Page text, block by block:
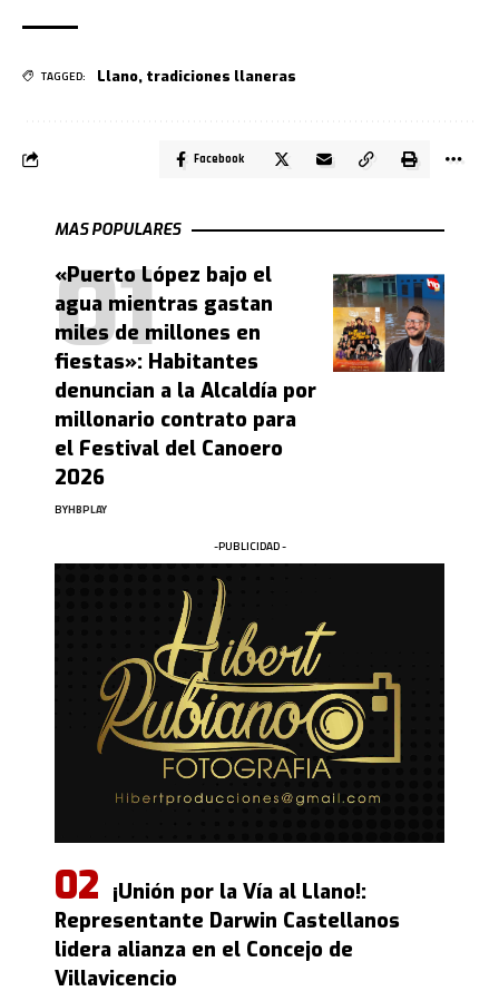
TAGGED: Llano, tradiciones llaneras
Facebook
MAS POPULARES
«Puerto López bajo el
agua mientras gastan
miles de millones en
fiestas»: Habitantes
denuncian a la Alcaldía por
millonario contrato para
el Festival del Canoero
2026
BYHBPLAY
-PUBLICIDAD -
¡Unión por la Vía al Llano!:
Representante Darwin Castellanos
lidera alianza en el Concejo de
Villavicencio